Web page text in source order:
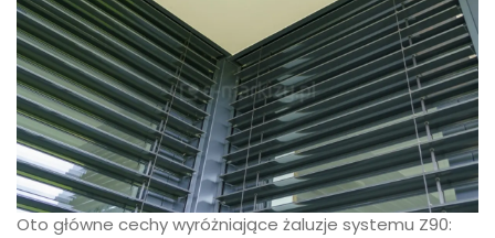
Oto główne cechy wyróżniające żaluzje systemu Z90: